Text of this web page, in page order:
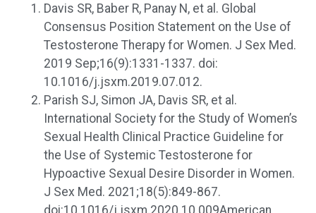
Davis SR, Baber R, Panay N, et al. Global
Consensus Position Statement on the Use of
Testosterone Therapy for Women. J Sex Med.
2019 Sep;16(9):1331-1337. doi:
10.1016/j.jsxm.2019.07.012.
Parish SJ, Simon JA, Davis SR, et al.
International Society for the Study of Women’s
Sexual Health Clinical Practice Guideline for
the Use of Systemic Testosterone for
Hypoactive Sexual Desire Disorder in Women.
J Sex Med. 2021;18(5):849-867.
doi:10.1016/j.jsxm.2020.10.009American